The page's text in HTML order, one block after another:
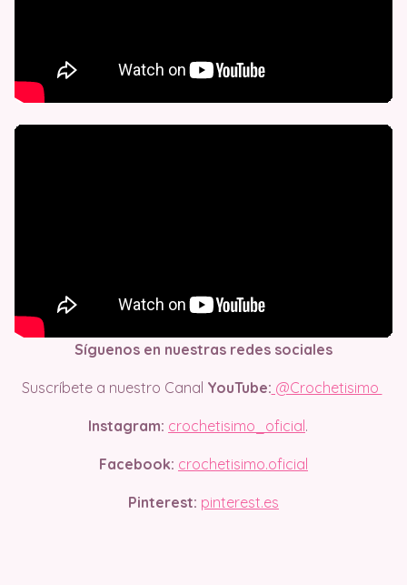
Síguenos en nuestras redes sociales
Suscríbete a nuestro Canal YouTube: @Crochetisimo
Instagram: crochetisimo_oficial.
Facebook: crochetisimo.oficial
Pinterest: pinterest.es